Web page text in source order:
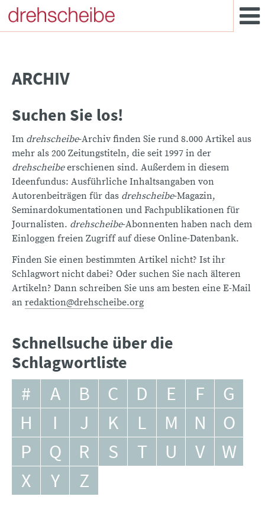
ARCHIV
Suchen Sie los!
Im drehscheibe-Archiv finden Sie rund 8.000 Artikel aus
mehr als 200 Zeitungstiteln, die seit 1997 in der
drehscheibeerschienen sind. Außerdem in diesem
Ideenfundus: Ausführliche Inhaltsangaben von
Autorenbeiträgen für das drehscheibe-Magazin,
Seminardokumentationen und Fachpublikationen für
Journalisten. drehscheibe-Abonnenten haben nach dem
Einloggen freien Zugriff auf diese Online-Datenbank.
Finden Sie einen bestimmten Artikel nicht? Ist ihr
Schlagwort nicht dabei? Oder suchen Sie nach älteren
Artikeln? Dann schreiben Sie uns am besten eine E-Mail
an redaktion@drehscheibe.org
Schnellsuche über die
Schlagwortliste
# A B C D E F
G
H
I J K L M N
O
P
Q R S T U V
W
X
Y Z